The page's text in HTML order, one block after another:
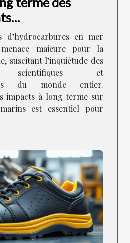
sur la
?
d’hydrocarbures en mer
majeure pour la
suscitant l’inquiétude des
scientifiques et
du monde entier.
impacts à long terme sur
est essentiel pour